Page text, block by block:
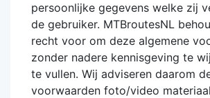
persoonlijke gegevens welke zij
de gebruiker. MTBroutesNL
recht voor om deze algemene
zonder nadere kennisgeving te
te vullen. Wij adviseren daarom
voorwaarden foto/video